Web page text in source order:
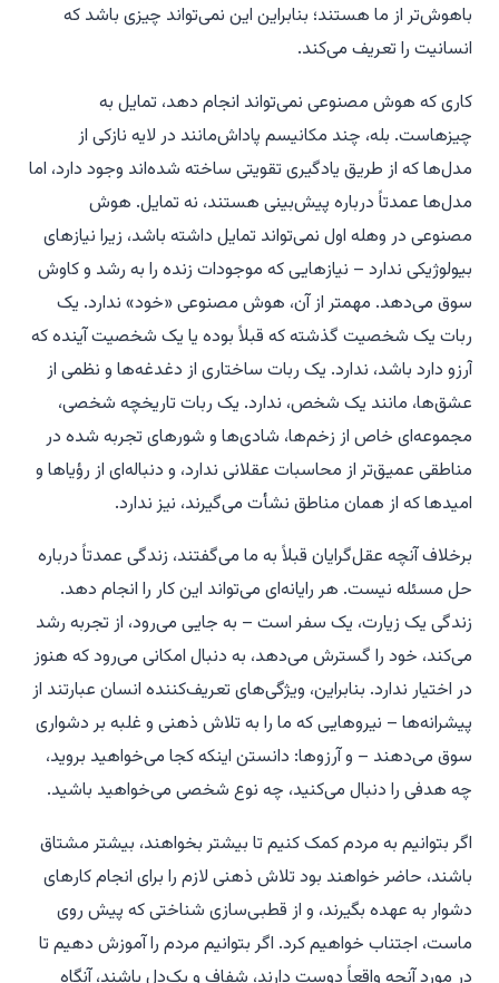
باهوش‌تر از ما هستند؛ بنابراین این نمی‌تواند چیزی باشد که
انسانیت را تعریف می‌کند.
کاری که هوش مصنوعی نمی‌تواند انجام دهد، تمایل به
چیزهاست. بله، چند مکانیسم پاداش‌مانند در لایه نازکی از
مدل‌ها که از طریق یادگیری تقویتی ساخته شده‌اند وجود دارد، اما
مدل‌ها عمدتاً درباره پیش‌بینی هستند، نه تمایل. هوش
مصنوعی در وهله اول نمی‌تواند تمایل داشته باشد، زیرا نیازهای
بیولوژیکی ندارد – نیازهایی که موجودات زنده را به رشد و کاوش
سوق می‌دهد. مهمتر از آن، هوش مصنوعی «خود» ندارد. یک
ربات یک شخصیت گذشته که قبلاً بوده یا یک شخصیت آینده که
آرزو دارد باشد، ندارد. یک ربات ساختاری از دغدغه‌ها و نظمی از
عشق‌ها، مانند یک شخص، ندارد. یک ربات تاریخچه شخصی،
مجموعه‌ای خاص از زخم‌ها، شادی‌ها و شورهای تجربه شده در
مناطقی عمیق‌تر از محاسبات عقلانی ندارد، و دنباله‌ای از رؤیاها و
امیدها که از همان مناطق نشأت می‌گیرند، نیز ندارد.
برخلاف آنچه عقل‌گرایان قبلاً به ما می‌گفتند، زندگی عمدتاً درباره
حل مسئله نیست. هر رایانه‌ای می‌تواند این کار را انجام دهد.
زندگی یک زیارت، یک سفر است – به جایی می‌رود، از تجربه رشد
می‌کند، خود را گسترش می‌دهد، به دنبال امکانی می‌رود که هنوز
در اختیار ندارد. بنابراین، ویژگی‌های تعریف‌کننده انسان عبارتند از
پیشرانه‌ها – نیروهایی که ما را به تلاش ذهنی و غلبه بر دشواری
سوق می‌دهند – و آرزوها: دانستن اینکه کجا می‌خواهید بروید،
چه هدفی را دنبال می‌کنید، چه نوع شخصی می‌خواهید باشید.
اگر بتوانیم به مردم کمک کنیم تا بیشتر بخواهند، بیشتر مشتاق
باشند، حاضر خواهند بود تلاش ذهنی لازم را برای انجام کارهای
دشوار به عهده بگیرند، و از قطبی‌سازی شناختی که پیش روی
ماست، اجتناب خواهیم کرد. اگر بتوانیم مردم را آموزش دهیم تا